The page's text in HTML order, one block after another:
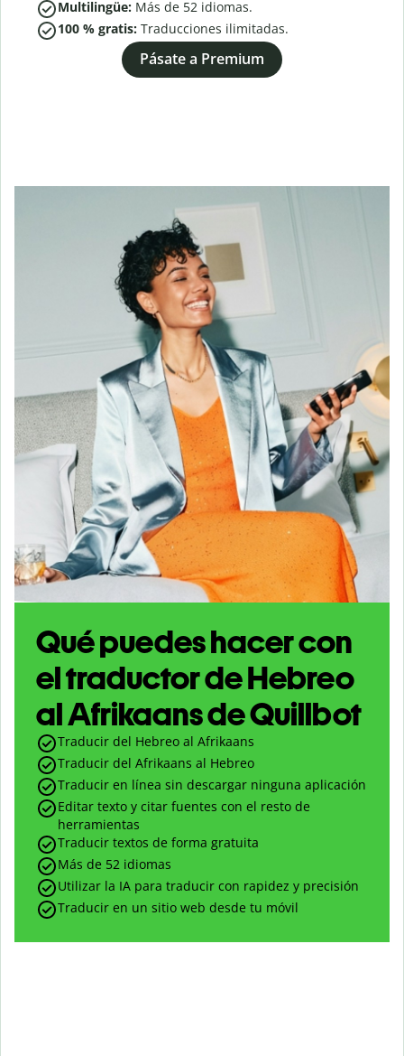
Multilingüe: Más de 52 idiomas.
100 % gratis: Traducciones ilimitadas.
Pásate a Premium
Qué puedes hacer con
el traductor de Hebreo
al Afrikaans de Quillbot
Traducir del Hebreo al Afrikaans
Traducir del Afrikaans al Hebreo
Traducir en línea sin descargar ninguna aplicación
Editar texto y citar fuentes con el resto de
herramientas
Traducir textos de forma gratuita
Más de 52 idiomas
Utilizar la IA para traducir con rapidez y precisión
Traducir en un sitio web desde tu móvil